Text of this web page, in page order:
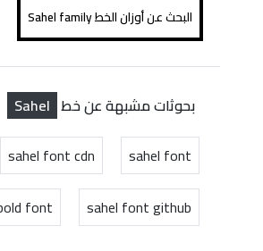
البحث عن أوزان الخط Sahel family
بحوثات مشبهة عن خط Sahel
sahel font
sahel font cdn
sahel font github
font